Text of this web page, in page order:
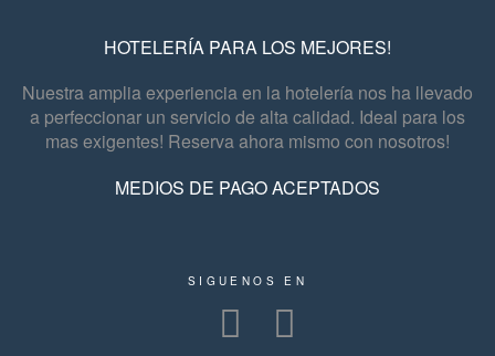
HOTELERÍA PARA LOS MEJORES!
Nuestra amplia experiencia en la hotelería nos ha llevado
a perfeccionar un servicio de alta calidad. Ideal para los
mas exigentes! Reserva ahora mismo con nosotros!
MEDIOS DE PAGO ACEPTADOS
SIGUENOS EN